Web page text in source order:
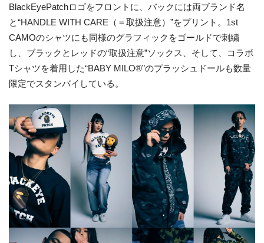
BlackEyePatchロゴをフロントに、バックには両ブランド名
と“HANDLE WITH CARE （＝取扱注意）”をプリント。 1st
CAMOのシャツにも同様のグラフィックをゴールドで刺繍
し、ブラックとレッドの“取扱注意”ソックス、そして、コラボ
Tシャツを着用した“BABY MILO®”のプラッシュドールも数量
限定でスタンバイしている。